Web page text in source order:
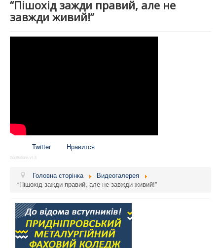
“Пішохід зажди правий, але не
завжди живий!”
Twitter Нравится
SocButtons v1.5
Головна сторінка
Видеогалерея
“Пішохід зажди правий, але не завжди живий!”